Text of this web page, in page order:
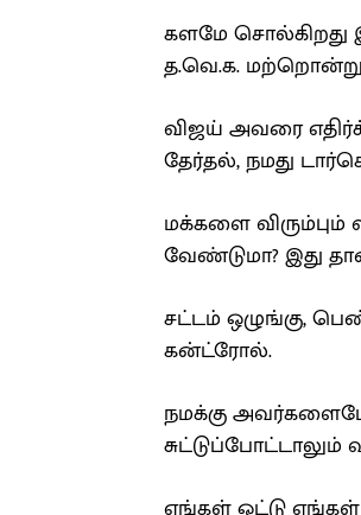
களமே சொல்கிறது
த.வெ.க. மற்றொன்று
விஜய் அவரை
தேர்தல், நமது
மக்களை
வேண்டுமா? இது
சட்டம் ஒழுங்கு,
கன்ட்ரோல்.
நமக்கு
சுட்டுப்போட்டாலும்